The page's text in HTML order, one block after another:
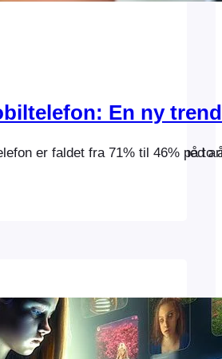
Læreren slog ud
En ny
er faldet fra 71% til 46% på